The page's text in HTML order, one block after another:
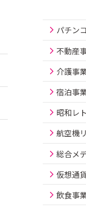
パチン
不動産
介護事
宿泊事
昭和レ
航空機
総合メ
仮想通
飲食事